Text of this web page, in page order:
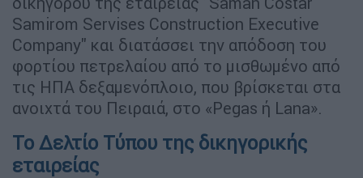
Samirom Servises Construction Executive
Company" και διατάσσει την απόδοση του
φορτίου πετρελαίου από το μισθωμένο από
τις ΗΠΑ δεξαμενόπλοιο, που βρίσκεται στα
ανοιχτά του Πειραιά, στο «Pegas ή Lana».
Το Δελτίο Τύπου της δικηγορικής
εταιρείας